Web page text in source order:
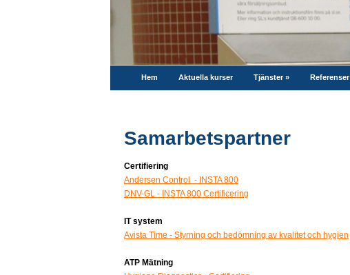
Hem Aktuella kurser Tjänster» Referenser
Samarbetspartner
Certifiering
Andersen Control - INSTA 800
DNV-GL - INSTA 800 Certificering
IT system
Avista Time - Styrning och bedömning av kvalitet och hygien
ATP Mätning